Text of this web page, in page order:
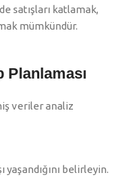
satışları katlamak,
mümkündür.
Planlaması
veriler analiz
yaşandığını belirleyin.